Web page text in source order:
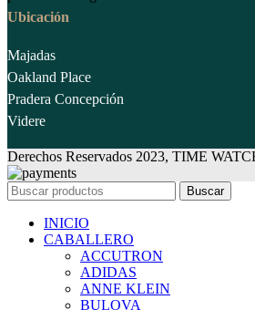
Ubicación
Majadas
Oakland Place
Pradera Concepción
Videre
Derechos Reservados 2023, TIME
Buscar
INICIO
CABALLERO
ACCUTRON
ADIDAS
ANNE KLEIN
BULOVA